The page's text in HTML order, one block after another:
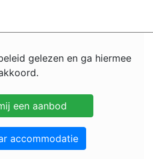
gelezen en ga hiermee
accommodatie